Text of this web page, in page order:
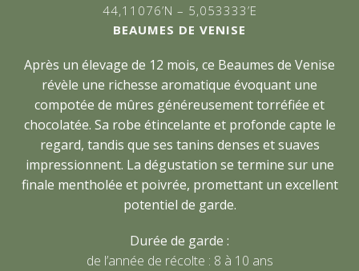
44,11076’N – 5,053333’E
BEAUMES DE VENISE
Après un élevage de 12 mois, ce Beaumes de Venise
révèle une richesse aromatique évoquant une
compotée de mûres généreusement torréfiée et
chocolatée. Sa robe étincelante et profonde capte le
regard, tandis que ses tanins denses et suaves
impressionnent. La dégustation se termine sur une
finale mentholée et poivrée, promettant un excellent
potentiel de garde.
Durée de garde :
de l’année de récolte : 8 à 10 ans